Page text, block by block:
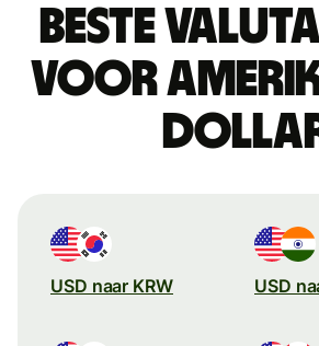
Beste
voor
USD naar KRW USD